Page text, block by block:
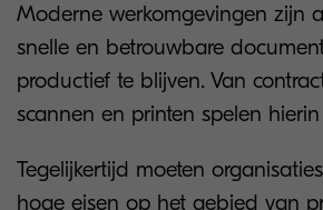
Moderne werkomgevingen zijn
snelle en betrouwbare
productief te blijven. Van
scannen en printen spelen
Tegelijkertijd moeten
hoge eisen op het gebied van